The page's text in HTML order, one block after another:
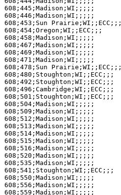
608;445;Madison;WI;;;;;
608;446;Madison;WI;;;;;
608;453;Sun Prairie;WI;;ECC;;;
608;454;Oregon;WI;;ECC;;;
608;458;Madison;WI;;;;;
608;467;Madison;WI;;;;;
608;469;Madison;WI;;;;;
608;471;Madison;WI;;;;;
608;478;Sun Prairie;WI;;ECC;;;
608;480;Stoughton;WI;;ECC;;;
608;492;Stoughton;WI;;ECC;;;
608;496;Cambridge;WI;;ECC;;;
608;501;Stoughton;WI;;ECC;;;
608;504;Madison;WI;;;;;
608;509;Madison;WI;;;;;
608;512;Madison;WI;;;;;
608;513;Madison;WI;;;;;
608;514;Madison;WI;;;;;
608;515;Madison;WI;;;;;
608;516;Madison;WI;;;;;
608;520;Madison;WI;;;;;
608;535;Madison;WI;;;;;
608;541;Stoughton;WI;;ECC;;;
608;550;Madison;WI;;;;;
608;556;Madison;WI;;;;;
608;559;Madison;WI;;;;;